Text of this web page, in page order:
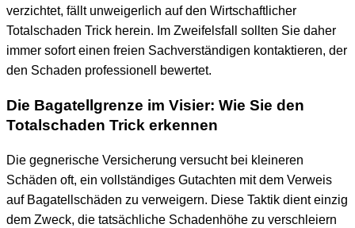
verzichtet, fällt unweigerlich auf den Wirtschaftlicher
Totalschaden Trick herein. Im Zweifelsfall sollten Sie daher
immer sofort einen freien Sachverständigen kontaktieren, der
den Schaden professionell bewertet.
Die Bagatellgrenze im Visier: Wie Sie den
Totalschaden Trick erkennen
Die gegnerische Versicherung versucht bei kleineren
Schäden oft, ein vollständiges Gutachten mit dem Verweis
auf Bagatellschäden zu verweigern. Diese Taktik dient einzig
dem Zweck, die tatsächliche Schadenhöhe zu verschleiern